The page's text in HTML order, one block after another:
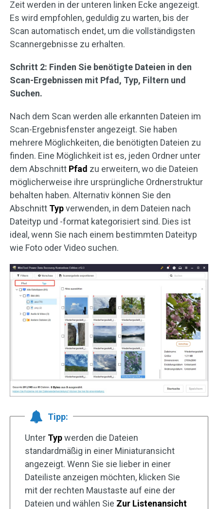
Zeit werden in der unteren linken Ecke angezeigt.
Es wird empfohlen, geduldig zu warten, bis der
Scan automatisch endet, um die vollständigsten
Scannergebnisse zu erhalten.
Schritt 2: Finden Sie benötigte Dateien in den
Scan-Ergebnissen mit Pfad, Typ, Filtern und
Suchen.
Nach dem Scan werden alle erkannten Dateien im
Scan-Ergebnisfenster angezeigt. Sie haben
mehrere Möglichkeiten, die benötigten Dateien zu
finden. Eine Möglichkeit ist es, jeden Ordner unter
dem Abschnitt Pfad zu erweitern, wo die Dateien
möglicherweise ihre ursprüngliche Ordnerstruktur
behalten haben. Alternativ können Sie den
Abschnitt Typverwenden, in dem Dateien nach
Dateityp und -format kategorisiert sind. Dies ist
ideal, wenn Sie nach einem bestimmten Dateityp
wie Foto oder Video suchen.
Tipp:
Unter Typwerden die Dateien
standardmäßig in einer Miniaturansicht
angezeigt. Wenn Sie sie lieber in einer
Dateiliste anzeigen möchten, klicken Sie
mit der rechten Maustaste auf eine der
Dateien und wählen Sie Zur Listenansicht